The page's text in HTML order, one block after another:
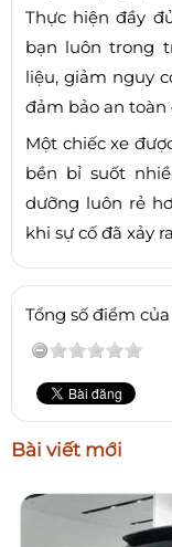
Thực hiện đầy
bạn luôn trong
liệu, giảm nguy
đảm bảo an toàn
Một chiếc xe
bền bỉ suốt
dưỡng luôn rẻ
khi sự cố đã xảy
Tổng số điểm
Bài viết mới